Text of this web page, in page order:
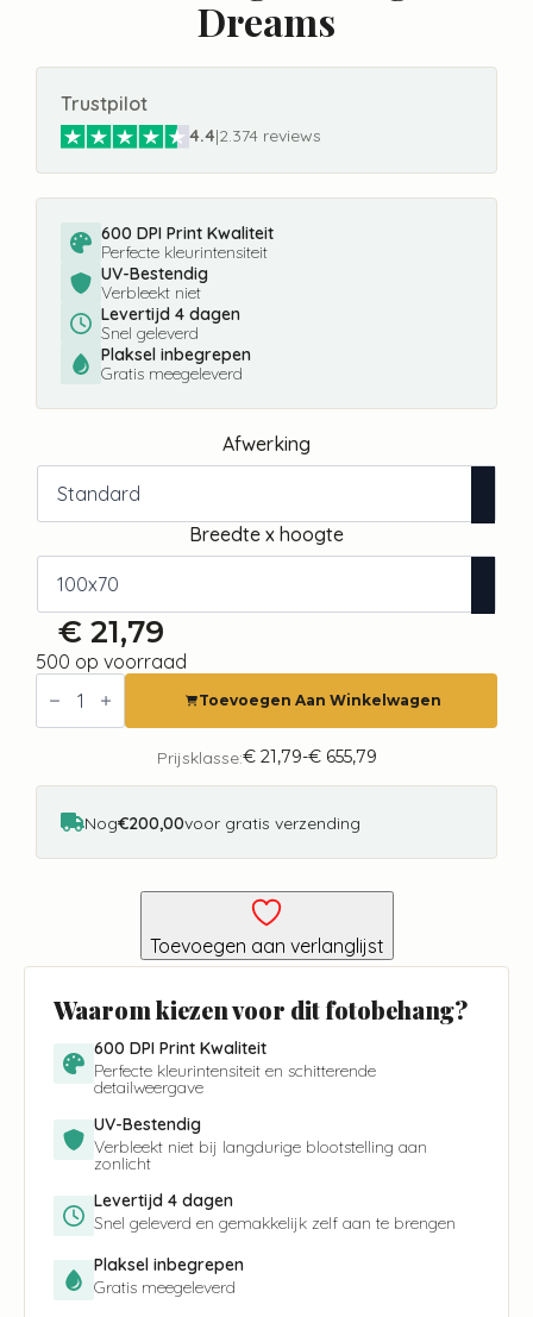
Dreams
Trustpilot
4.4|2.374 reviews
600 DPI Print Kwaliteit
Perfecte kleurintensiteit
UV-Bestendig
Verbleekt niet
Levertijd 4 dagen
Snel geleverd
Plaksel inbegrepen
Gratis meegeleverd
Afwerking
Breedte x hoogte
€ 21,79
500 op voorraad
Fotobehang
Bridge
Toevoegen Aan Winkelwagen
Prijsklasse:€21,79-€655,79
Prijsklasse:
€ 21,79
€ 655,79
Nog€200,00voor gratis verzending
Toevoegen aan verlanglijst
Waarom kiezen voor dit fotobehang?
600 DPI Print Kwaliteit
Perfecte kleurintensiteit en schitterende
detailweergave
UV-Bestendig
Verbleekt niet bij langdurige blootstelling aan
zonlicht
Levertijd 4 dagen
Snel geleverd en gemakkelijk zelf aan te brengen
Plaksel inbegrepen
Gratis meegeleverd